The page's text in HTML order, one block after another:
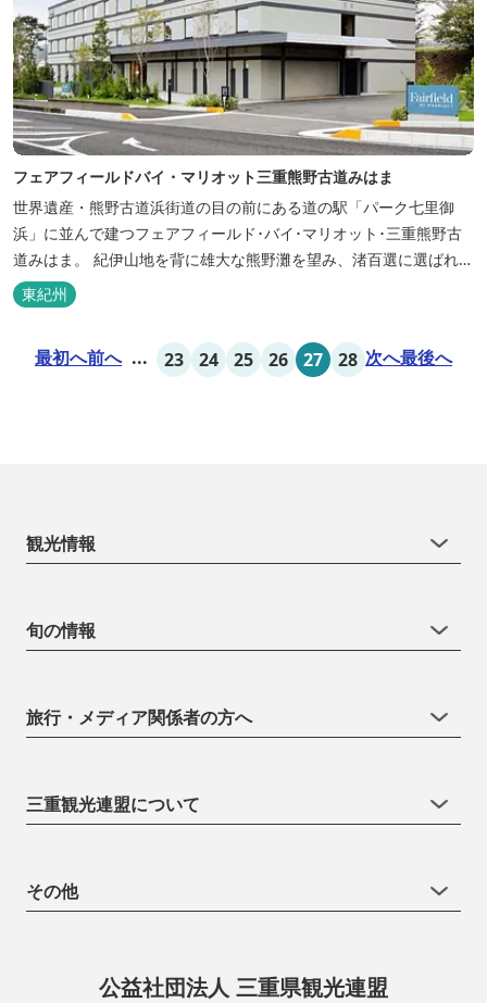
フェアフィールドバイ・マリオット三重熊野古道みはま
世界遺産・熊野古道浜街道の目の前にある道の駅「パーク七里御
浜」に並んで建つフェアフィールド･バイ･マリオット･三重熊野古
道みはま。 紀伊山地を背に雄大な熊野灘を望み、渚百選に選ばれた
七里御浜海岸などの美しい自然が広がります。一年を通して暖かで
過ごしやすく、季節を通じて穫れる数々の品種のみかんをはじめ、
巡る旅の拠点として、当...
東紀州
最初へ前へ ... 23 24 25 26 27 28 次へ最後へ
観光情報
旬の情報
旅行・メディア関係者の方へ
三重観光連盟について
その他
公益社団法人 三重県観光連盟